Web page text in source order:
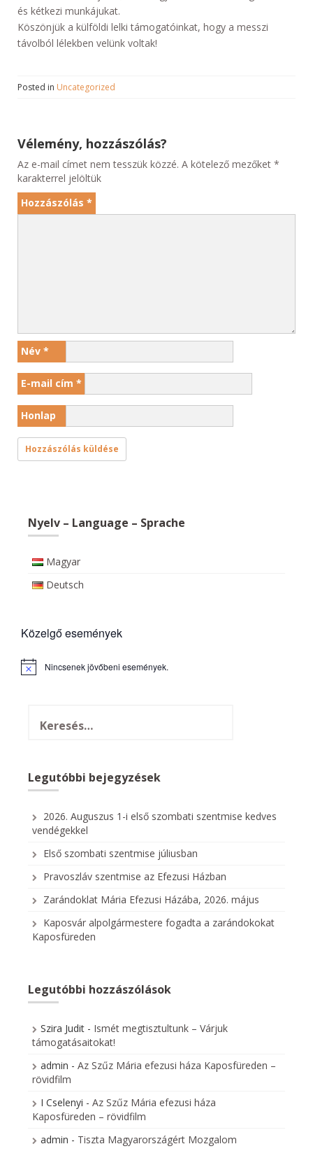
és kétkezi munkájukat.
Köszönjük a külföldi lelki támogatóinkat, hogy a messzi
távolból lélekben velünk voltak!
Posted in Uncategorized
Vélemény, hozzászólás?
Az e-mail címet nem tesszük közzé. A kötelező mezőket *
karakterrel jelöltük
Hozzászólás *
Név *
E-mail cím *
Honlap
Nyelv – Language – Sprache
Magyar
Deutsch
Közelgő események
N
Nincsenek jövőbeni események.
Legutóbbi bejegyzések
2026. Auguszus 1-i első szombati szentmise kedves
vendégekkel
Első szombati szentmise júliusban
Pravoszláv szentmise az Efezusi Házban
Zarándoklat Mária Efezusi Házába, 2026. május
Kaposvár alpolgármestere fogadta a zarándokokat
Kaposfüreden
Legutóbbi hozzászólások
Szira Judit - Ismét megtisztultunk – Várjuk
támogatásaitokat!
admin - Az Szűz Mária efezusi háza Kaposfüreden –
rövidfilm
I Cselenyi - Az Szűz Mária efezusi háza
Kaposfüreden – rövidfilm
admin - Tiszta Magyarországért Mozgalom